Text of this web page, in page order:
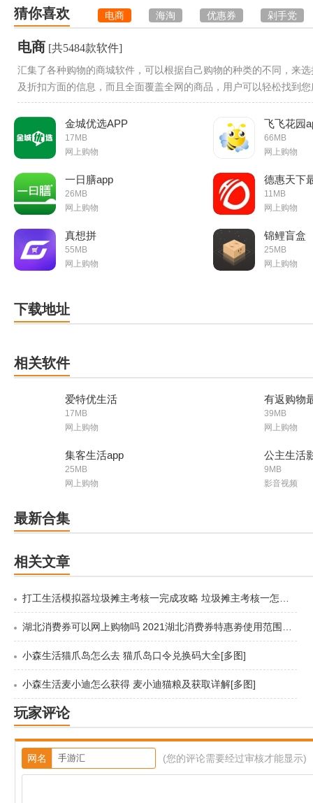
猜你喜欢 电商 海淘 优惠券 剁手党
电商 [共5484款软件]
汇集了各种购物的商城软件，可以根据自己购物的种类的不同，来
及折扣方面的信息，而且全面覆盖全网的商品，用户可以轻松找到
金城优选APP
17MB
网上购物
飞飞花园
66MB
网上购物
一日膳app
26MB
网上购物
德惠天下
11MB
网上购物
真想拼
55MB
网上购物
锦鲤盲盒
25MB
网上购物
下载地址
相关软件
爱特优生活
17MB
网上购物
有返购物
39MB
网上购物
集客生活app
25MB
网上购物
公主生活
9MB
影音视频
最新合集
相关文章
小森生活猫爪岛怎么去 猫爪岛口令兑换码大全[多图]
小森生活麦小迪怎么获得 麦小迪猫粮及获取详解[多图]
玩家评论
网名 (您的评论需要经过审核才能显示)